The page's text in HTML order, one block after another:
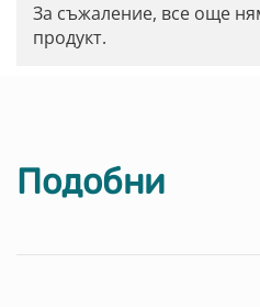
За съжаление, все още
продукт.
Подобни